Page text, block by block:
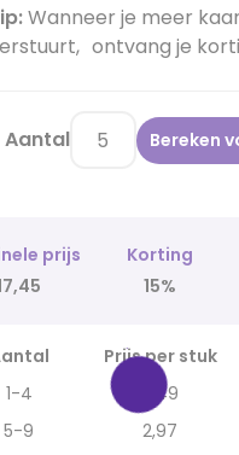
Wanneer je meer
ontvang je
Aantal Bereken
prijs Korting
15%
Prijs per stuk
1-4
3,49
5-9
2,97